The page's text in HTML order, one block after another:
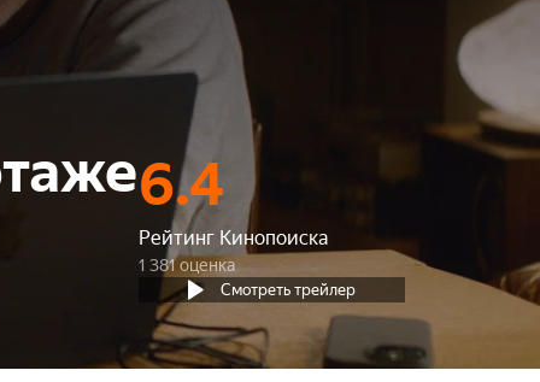
6.4
Рейтинг Кинопоиска
1 381 оценка
Смотреть трейлер